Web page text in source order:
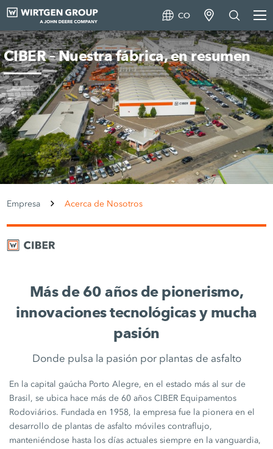
CO
CIBER – Nuestra fábrica, en resumen
Empresa Acerca de Nosotros
Más de 60 años de pionerismo,
innovaciones tecnológicas y mucha
pasión
Donde pulsa la pasión por plantas de asfalto
En la capital gaúcha Porto Alegre, en el estado más al sur de
Brasil, se ubica hace más de 60 años CIBER Equipamentos
Rodoviários. Fundada en 1958, la empresa fue la pionera en el
desarrollo de plantas de asfalto móviles contraflujo,
manteniéndose hasta los días actuales siempre en la vanguardia,